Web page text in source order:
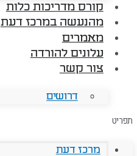
קורס מדריכות כלות
מהנעשה במרכז דעת
מאמרים
עלונים להורדה
צור קשר
דרושים
תפריט
מרכז דעת